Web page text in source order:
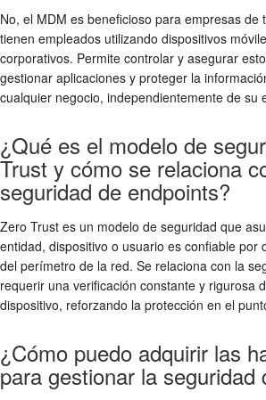
No, el MDM es beneficioso para empresas de
tienen empleados utilizando dispositivos
corporativos. Permite controlar y asegurar
gestionar aplicaciones y proteger la
cualquier negocio, independientemente de su
¿Qué es el modelo de
Trust y cómo se relaciona
seguridad de endpoints?
Zero Trust es un modelo de seguridad que
entidad, dispositivo o usuario es confiable por
del perímetro de la red. Se relaciona con la
requerir una verificación constante y rigurosa
dispositivo, reforzando la protección en el
¿Cómo puedo adquirir las
para gestionar la seguridad